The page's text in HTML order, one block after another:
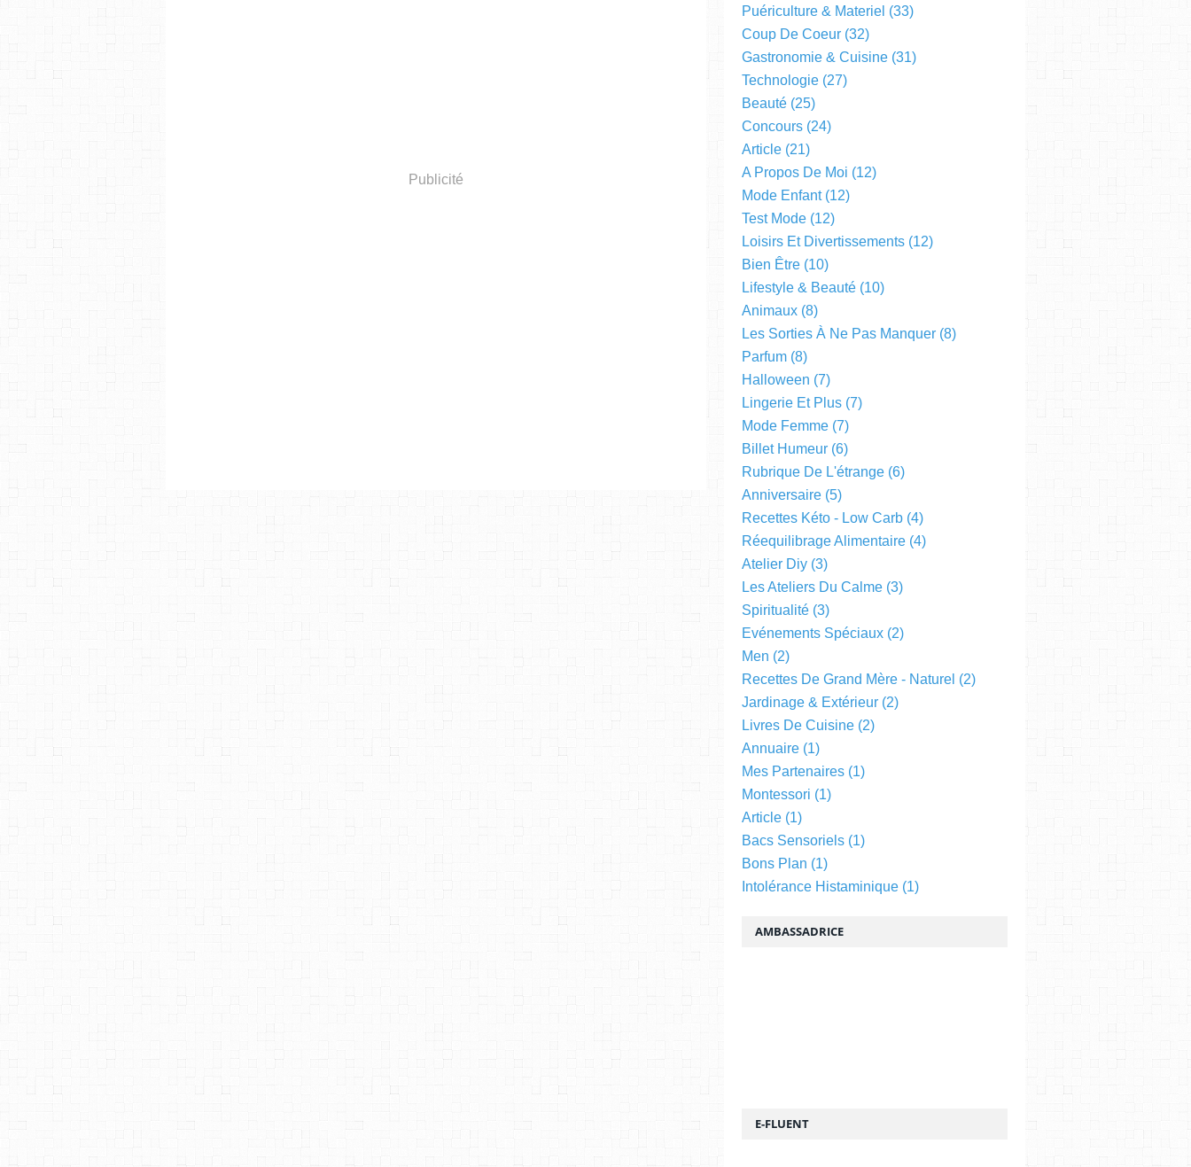
Publicité
Puériculture & Materiel (33)
Coup De Coeur (32)
Gastronomie & Cuisine (31)
Technologie (27)
Beauté (25)
Concours (24)
Article (21)
A Propos De Moi (12)
Mode Enfant(12)
Test Mode (12)
Loisirs Et Divertissements (12)
Bien Être (10)
Lifestyle & Beauté (10)
Animaux (8)
Les Sorties À Ne Pas Manquer (8)
Parfum (8)
Halloween (7)
Lingerie Et Plus (7)
Mode Femme (7)
Billet Humeur (6)
Rubrique De L'étrange (6)
Anniversaire (5)
Recettes Kéto - Low Carb (4)
Réequilibrage Alimentaire (4)
Atelier Diy (3)
Les Ateliers Du Calme (3)
Spiritualité (3)
Evénements Spéciaux (2)
Men (2)
Recettes De Grand Mère - Naturel (2)
Jardinage & Extérieur (2)
Livres De Cuisine (2)
Annuaire (1)
Mes Partenaires (1)
Montessori (1)
Article (1)
Bacs Sensoriels (1)
Bons Plan (1)
Intolérance Histaminique (1)
AMBASSADRICE
E-FLUENT